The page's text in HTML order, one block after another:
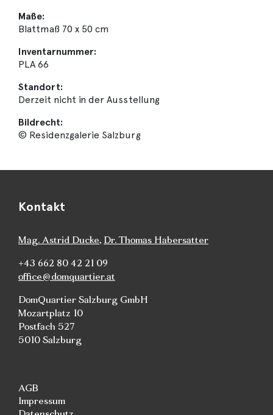
Maße:
Blattmaß 70 x 50 cm
Inventarnummer:
PLA 66
Standort:
Derzeit nicht in der Ausstellung
Bildrecht:
© Residenzgalerie Salzburg
Kontakt
Mag. Astrid Ducke, Dr. Thomas Habersatter
+43 662 80 42 21 09
office@domquartier.at
DomQuartier Salzburg GmbH
Mozartplatz 10
Postfach 527
5010 Salzburg
AGB
Impressum